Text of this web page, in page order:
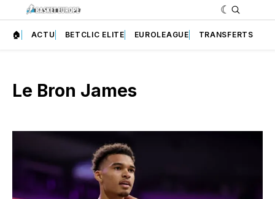
🏠 ACTU BETCLIC ELITE EUROLEAGUE TRANSFERTS
Le Bron James